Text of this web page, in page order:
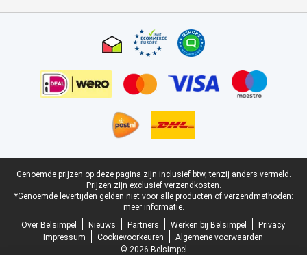
Juridische voettekst
Genoemde prijzen op deze pagina zijn inclusief btw, tenzij anders vermeld.
Prijzen zijn exclusief verzendkosten.
*Genoemde levertijden gelden niet voor alle producten of verzendmethoden:
meer informatie.
Over Belsimpel
Nieuws Partners Werken bij Belsimpel
Privacy
Impressum
Cookievoorkeuren
Algemene voorwaarden
© 2026 Belsimpel